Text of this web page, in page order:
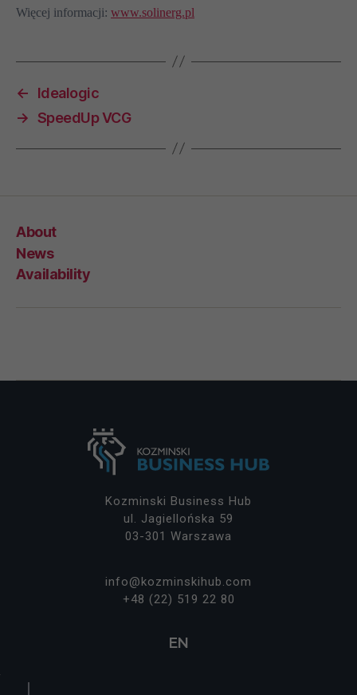
Więcej informacji: www.solinerg.pl
←
Idealogic
→ SpeedUp VCG
About
News
Availability
Kozminski Business Hub
ul. Jagiellońska 59
03-301 Warszawa
info@kozminskihub.com
+48 (22) 519 22 80
EN